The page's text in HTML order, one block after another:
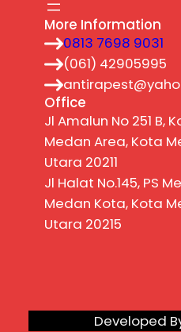
More Information
0813 7698 9031
(061) 42905995
Office
Jl Amalun No 251 B,
Medan Area, Kota
Utara 20211
Jl Halat No.145, PS
Medan Kota, Kota
Utara 20215
Developed